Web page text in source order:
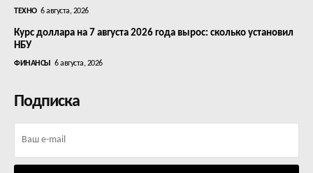
ТЕХНО 6 августа, 2026
Курс доллара на 7 августа 2026 года вырос: сколько установил
НБУ
ФИНАНСЫ 6 августа, 2026
Подписка